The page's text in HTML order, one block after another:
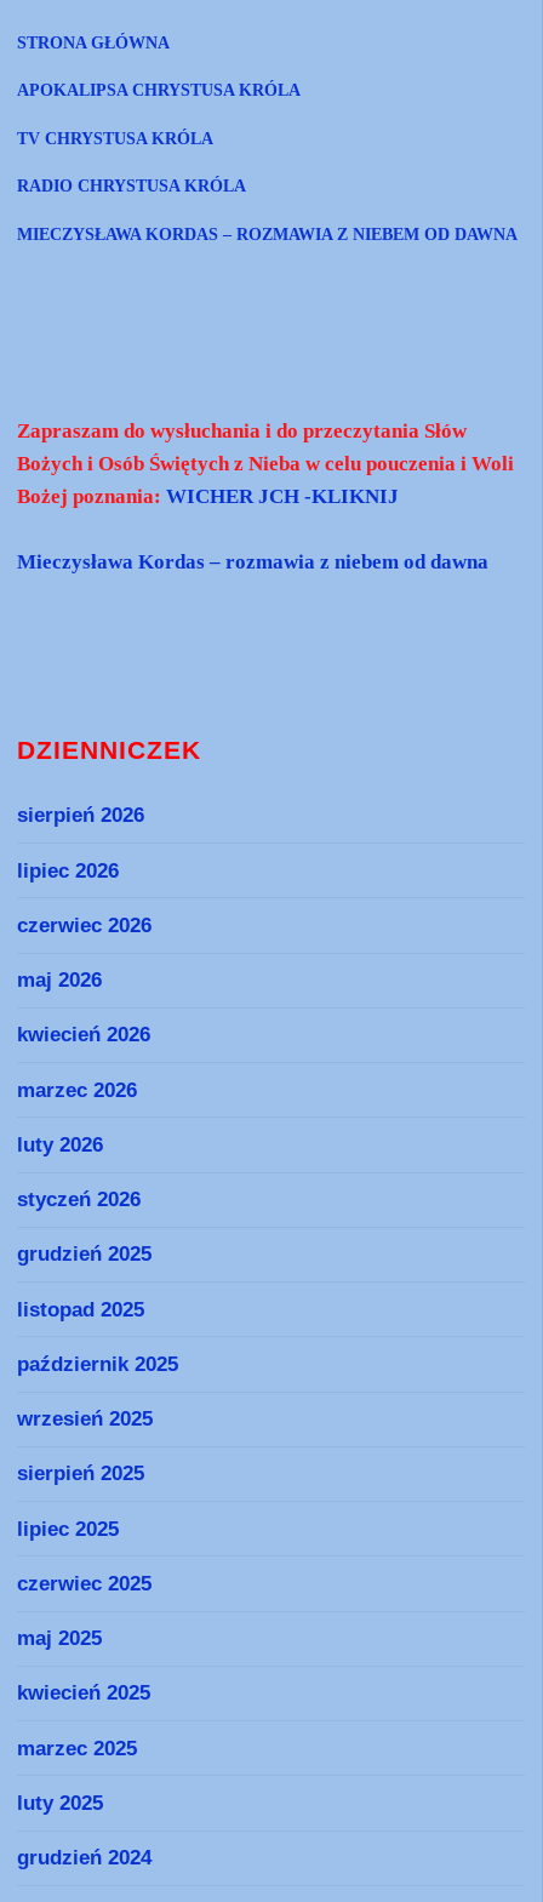
STRONA GŁÓWNA
APOKALIPSA CHRYSTUSA KRÓLA
TV CHRYSTUSA KRÓLA
RADIO CHRYSTUSA KRÓLA
MIECZYSŁAWA KORDAS – ROZMAWIA Z NIEBEM OD DAWNA
Zapraszam do wysłuchania i do przeczytania Słów
Bożych i Osób Świętych z Nieba w celu pouczenia i Woli
Bożej poznania:WICHER JCH -KLIKNIJ
Mieczysława Kordas – rozmawia z niebem od dawna
DZIENNICZEK
sierpień 2026
lipiec 2026
czerwiec 2026
maj 2026
kwiecień 2026
marzec 2026
luty 2026
styczeń 2026
grudzień 2025
listopad 2025
październik 2025
wrzesień 2025
sierpień 2025
lipiec 2025
czerwiec 2025
maj 2025
kwiecień 2025
marzec 2025
luty 2025
grudzień 2024